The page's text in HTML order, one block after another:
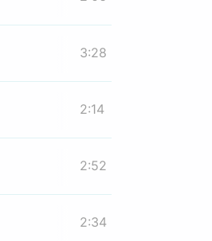
3:28
2:14
2:52
2:34